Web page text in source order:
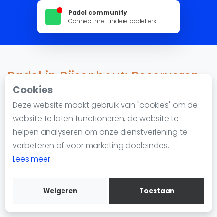
Cookies
Deze website maakt gebruik van "cookies" om de
website te laten functioneren, de website te
helpen analyseren om onze dienstverlening te
verbeteren of voor marketing doeleindes.
Lees meer
Weigeren Toestaan
Nieuws
Vragen over padel
Padelgear
Informatie
Over ons
Contact
Adverteren
Insights
WhatsApp
Join WhatsApp Community
Padel community
Connect met andere padellers
Padel in Rijsenhout: Reserveren,
locaties en lessen
798 impressions since 22 februari 2023
Padel in Rijsenhout wordt steeds populairder. De
stad heeft 1 padellocatie met in totaal 2 padelbanen.
baan reserveren.